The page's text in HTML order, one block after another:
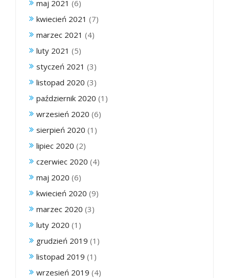
maj 2021 (6)
kwiecień 2021 (7)
marzec 2021 (4)
luty 2021 (5)
styczeń 2021 (3)
listopad 2020 (3)
październik 2020 (1)
wrzesień 2020 (6)
sierpień 2020 (1)
lipiec 2020 (2)
czerwiec 2020 (4)
maj 2020 (6)
kwiecień 2020 (9)
marzec 2020 (3)
luty 2020 (1)
grudzień 2019 (1)
listopad 2019 (1)
wrzesień 2019 (4)